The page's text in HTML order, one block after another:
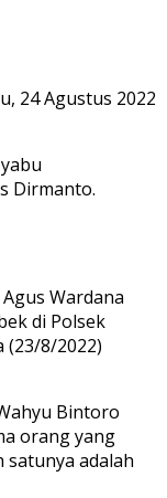
24 Agustus 2022
Dirmanto.
Wardana
di Polsek
(23/8/2022)
Bintoro
orang yang
satunya adalah